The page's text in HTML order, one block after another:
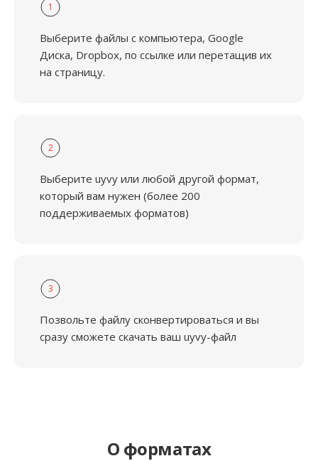
1
Выберите файлы с компьютера, Google
Диска, Dropbox, по ссылке или перетащив их
на страницу.
2
Выберите uyvy или любой другой формат,
который вам нужен (более 200
поддерживаемых форматов)
3
Позвольте файлу сконвертироваться и вы
сразу сможете скачать ваш uyvy-файл
О форматах